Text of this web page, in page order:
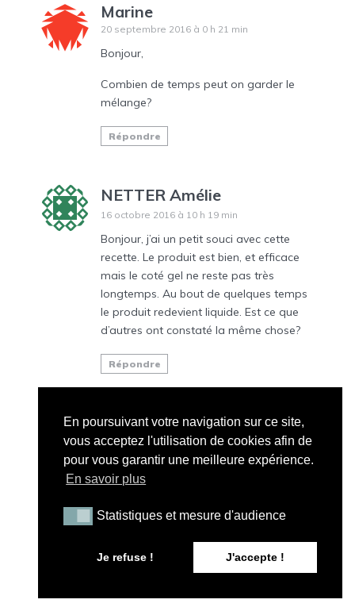
Marine
20 septembre 2016 à 0 h 21 min
Bonjour,
Combien de temps peut on garder le
mélange?
Répondre
NETTER Amélie
16 octobre 2016 à 10 h 19 min
Bonjour, j’ai un petit souci avec cette
recette. Le produit est bien, et efficace
mais le coté gel ne reste pas très
longtemps. Au bout de quelques temps
le produit redevient liquide. Est ce que
d’autres ont constaté la même chose?
Répondre
Dezille Régine
10 février 2017 à 22 h 00 min
J’ai essayer le produit, mais à hauteur de
l’eau, reste une ligne jaunâtre, que faire ?
afin de bien voir où je le met.
En poursuivant votre navigation sur ce site,
vous acceptez l'utilisation de cookies afin de
pour vous garantir une meilleure expérience.
En savoir plus
Statistiques et mesure d'audience
Statistiques et mesure d'audience
Je refuse ! J'accepte !